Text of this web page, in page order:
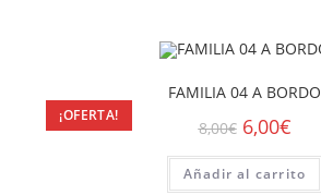
¡OFERTA!
FAMILIA 04 A BORDO
8,00€ 6,00€
Añadir al carrito